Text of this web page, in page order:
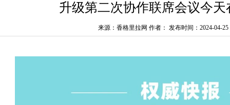
升级第二次协作联席会议今天
来源：香格里拉网 作者： 发布时间：2024-04-25